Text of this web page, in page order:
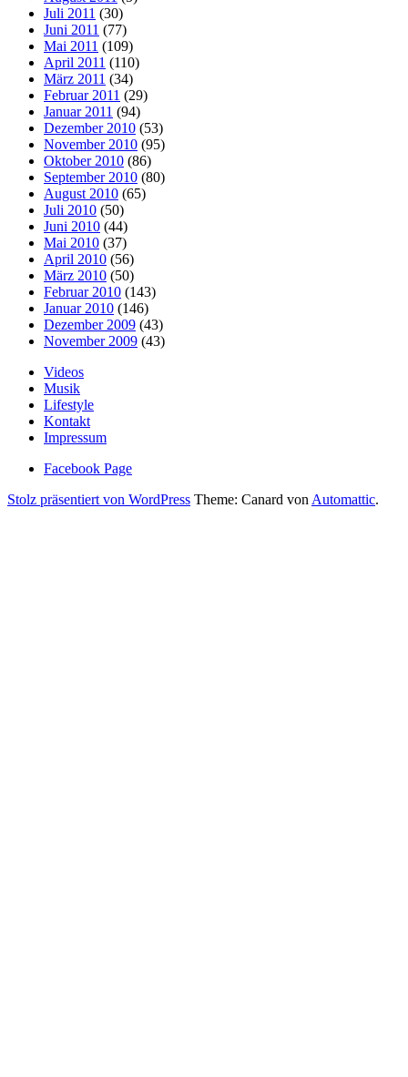
Juli 2011 (30)
Juni 2011 (77)
Mai 2011 (109)
April 2011 (110)
März 2011 (34)
Februar 2011 (29)
Januar 2011 (94)
Dezember 2010 (53)
November 2010 (95)
Oktober 2010 (86)
September 2010 (80)
August 2010 (65)
Juli 2010 (50)
Juni 2010 (44)
Mai 2010 (37)
April 2010 (56)
März 2010 (50)
Februar 2010 (143)
Januar 2010 (146)
Dezember 2009 (43)
November 2009 (43)
Videos
Musik
Lifestyle
Kontakt
Impressum
Facebook Page
Stolz präsentiert von WordPress Theme: Canard von Automattic.